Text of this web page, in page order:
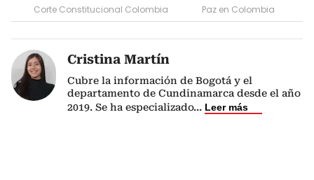
Corte Constitucional Colombia Paz en Colombia
Cristina Martín
Cubre la información de Bogotá y el
departamento de Cundinamarca desde el año
2019. Se ha especializado... Leer más